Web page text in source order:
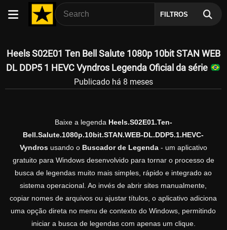
FILTROS
Heels S02E01 Ten Bell Salute 1080p 10bit STAN WEB
DL DDP5 1 HEVC Vyndros Legenda Oficial da série
Publicado há 8 meses
Baixe a legenda Heels.S02E01.Ten-
Bell.Salute.1080p.10bit.STAN.WEB-DL.DDP5.1.HEVC-
Vyndrosusando o Buscador de Legenda- um aplicativo
gratuito para Windows desenvolvido para tornar o processo de
busca de legendas muito mais simples, rápido e integrado ao
sistema operacional. Ao invés de abrir sites manualmente,
copiar nomes de arquivos ou ajustar títulos, o aplicativo adiciona
uma opção direta no menu de contexto do Windows, permitindo
iniciar a busca de legendas com apenas um clique.